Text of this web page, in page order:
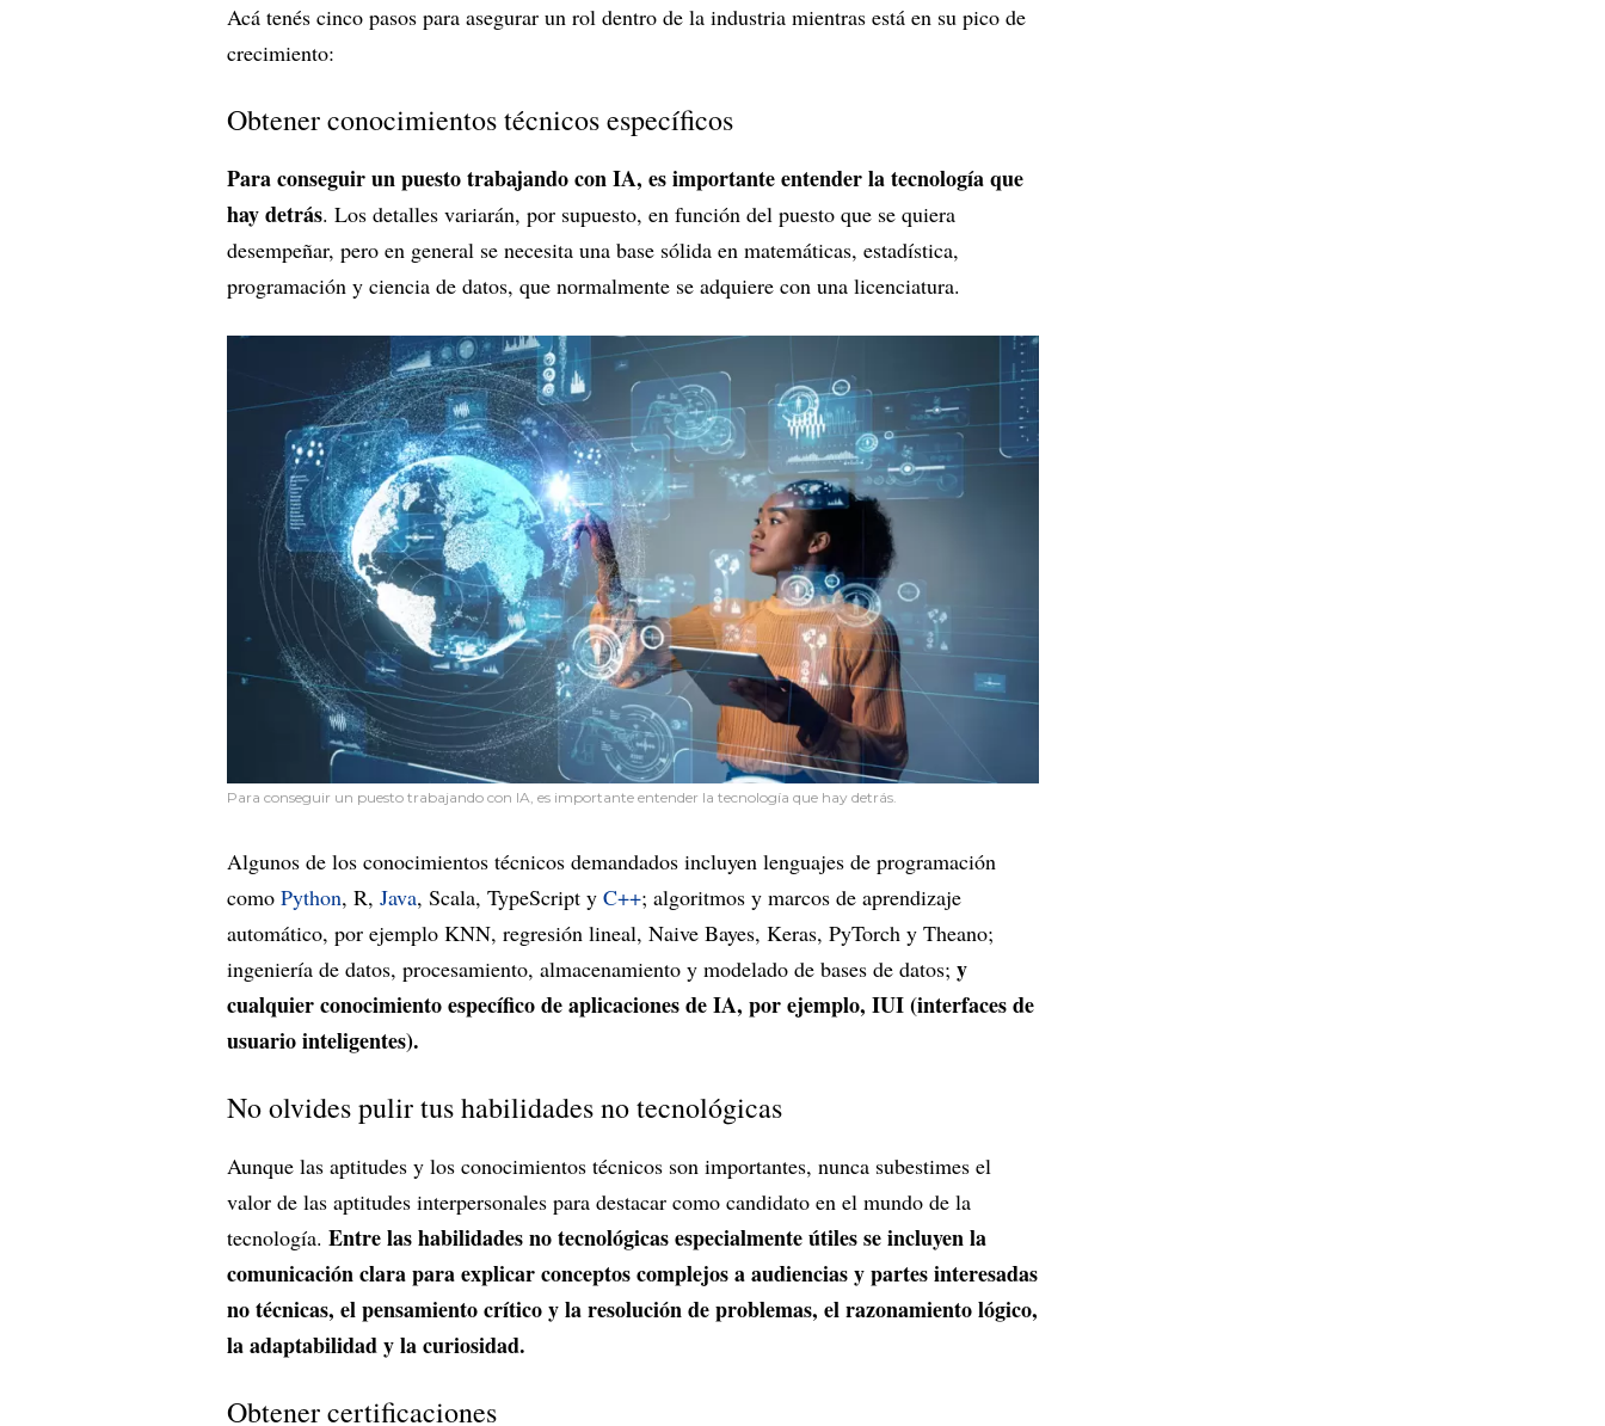
Acá tenés cinco pasos para asegurar un rol dentro de la industria mientras está en su pico de
crecimiento:
Obtener conocimientos técnicos específicos
Para conseguir un puesto trabajando con IA, es importante entender la tecnología que
hay detrás. Los detalles variarán, por supuesto, en función del puesto que se quiera
desempeñar, pero en general se necesita una base sólida en matemáticas, estadística,
programación y ciencia de datos, que normalmente se adquiere con una licenciatura.
Para conseguir un puesto trabajando con IA, es importante entender la tecnología que hay detrás.
Algunos de los conocimientos técnicos demandados incluyen lenguajes de programación
como Python, R, Java, Scala, TypeScript y C++; algoritmos y marcos de aprendizaje
automático, por ejemplo KNN, regresión lineal, Naive Bayes, Keras, PyTorch y Theano;
ingeniería de datos, procesamiento, almacenamiento y modelado de bases de datos; y
cualquier conocimiento específico de aplicaciones de IA, por ejemplo, IUI (interfaces de
usuario inteligentes).
No olvides pulir tus habilidades no tecnológicas
Aunque las aptitudes y los conocimientos técnicos son importantes, nunca subestimes el
valor de las aptitudes interpersonales para destacar como candidato en el mundo de la
tecnología. Entre las habilidades no tecnológicas especialmente útiles se incluyen la
comunicación clara para explicar conceptos complejos a audiencias y partes interesadas
no técnicas, el pensamiento crítico y la resolución de problemas, el razonamiento lógico,
la adaptabilidad y la curiosidad.
Obtener certificaciones